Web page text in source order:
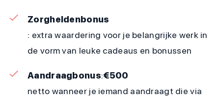
Zorgheldenbonus
: extra waardering voor je belangrijke werk in
de vorm van leuke cadeaus en bonussen
Aandraagbonus:€500
netto wanneer je iemand aandraagt die via